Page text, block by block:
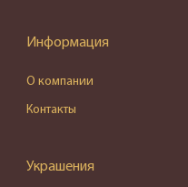
Информация
О компании
Контакты
Украшения